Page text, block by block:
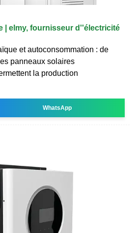
| elmy, fournisseur d''électricité
et autoconsommation : de
panneaux solaires
la production
WhatsApp